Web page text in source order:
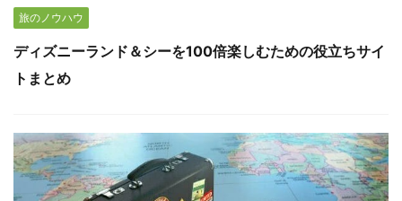
旅のノウハウ
ディズニーランド＆シーを100倍楽しむための役立ちサイ
トまとめ